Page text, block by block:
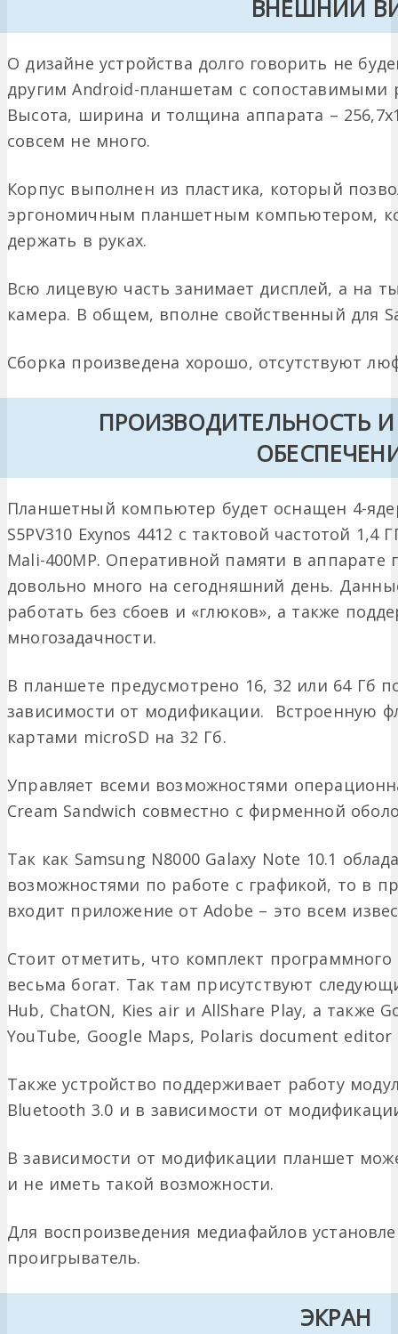
ВНЕШНИЙ
О дизайне устройства долго говорить не
другим Android-планшетам с сопоставимыми
Высота, ширина и толщина аппарата –
совсем не много.
Корпус выполнен из пластика, который
эргономичным планшетным компьютером,
держать в руках.
Всю лицевую часть занимает дисплей, а на
камера. В общем, вполне свойственный для
Сборка произведена хорошо, отсутствуют
ПРОИЗВОДИТЕЛЬНОСТЬ
Планшетный компьютер будет оснащен 4-
S5PV310 Exynos 4412 с тактовой частотой
Mali-400MP. Оперативной памяти в аппарате
довольно много на сегодняшний день.
работать без сбоев и «глюков», а также
многозадачности.
В планшете предусмотрено 16, 32 или 64 Гб
зависимости от модификации. Встроенную
картами microSD на 32 Гб.
Управляет всеми возможностями
Cream Sandwich совместно с фирменной
Так как Samsung N8000 Galaxy Note 10.1
возможностями по работе с графикой, то в
входит приложение от Adobe – это всем
Стоит отметить, что комплект
весьма богат. Так там присутствуют
Hub, ChatON, Kies air и AllShare Play, а также
YouTube, Google Maps, Polaris document
Также устройство поддерживает работу
Bluetooth 3.0 и в зависимости от
В зависимости от модификации планшет
и не иметь такой возможности.
Для воспроизведения медиафайлов
проигрыватель.
ЭКРАН